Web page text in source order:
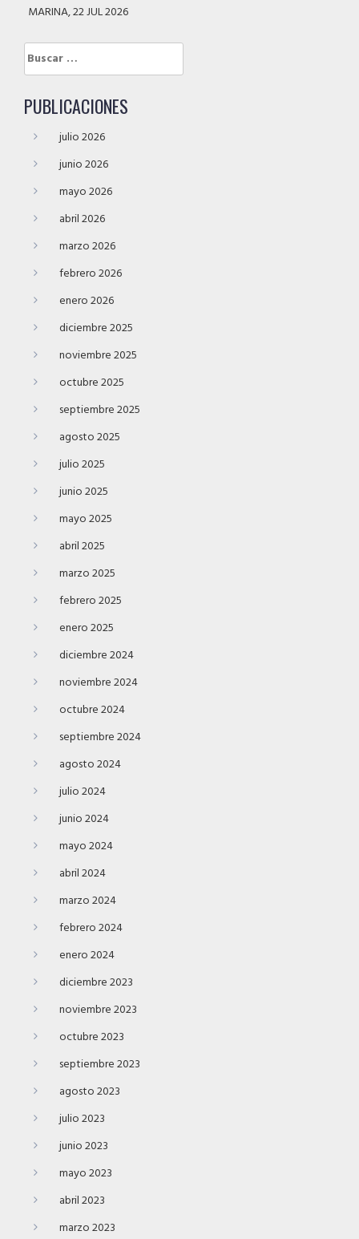
MARINA, 22 JUL 2026
Buscar:
PUBLICACIONES
julio 2026
junio 2026
mayo 2026
abril 2026
marzo 2026
febrero 2026
enero 2026
diciembre 2025
noviembre 2025
octubre 2025
septiembre 2025
agosto 2025
julio 2025
junio 2025
mayo 2025
abril 2025
marzo 2025
febrero 2025
enero 2025
diciembre 2024
noviembre 2024
octubre 2024
septiembre 2024
agosto 2024
julio 2024
junio 2024
mayo 2024
abril 2024
marzo 2024
febrero 2024
enero 2024
diciembre 2023
noviembre 2023
octubre 2023
septiembre 2023
agosto 2023
julio 2023
junio 2023
mayo 2023
abril 2023
marzo 2023